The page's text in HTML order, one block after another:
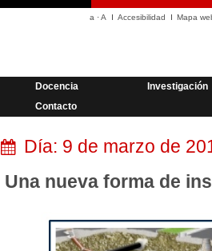
a ·A Accesibilidad Mapa
Docencia Investigación
Contacto
Día: 9 de marzo de
Una nueva forma de